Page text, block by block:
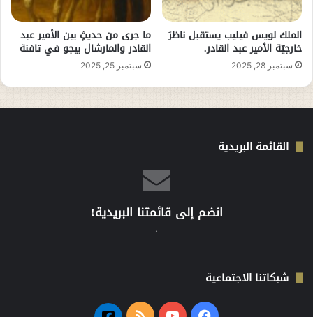
الملك لويس فيليب يستقبل ناظرَ
خارجيّة الأمير عبد القادر.
سبتمبر 28, 2025
ما جرى من حديثٍ بين الأمير عبد
القادر والمارشال بيجو في تافنة
سبتمبر 25, 2025
القائمة البريدية
انضم إلى قائمتنا البريدية!
.
شبكاتنا الاجتماعية